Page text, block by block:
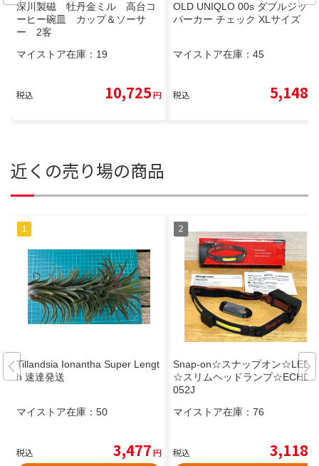
深川製磁 牡丹金ミル 高台コ
ーヒー碗皿 カップ＆ソーサ
ー 2客
マイストア在庫： 19
税込 10,725円
OLD UNIQLO 00s ダブルジップ
パーカー チェック XLサイズ
マイストア在庫： 45
税込 5,148
近くの売り場の商品
Tillandsia Ionantha Super Lengt
h 速達発送
マイストア在庫： 50
税込 3,477円
Snap-on☆スナップオン☆LED
☆スリムヘッドランプ☆ECHDE
052J
マイストア在庫： 76
税込 3,118